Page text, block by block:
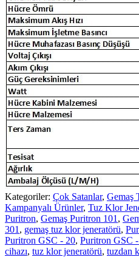
Kategoriler: Çok Satanlar, Gemaş
Kampanyalı Ürünler, Tuz Klor
Puritron, Gemaş Puritron 101 ,
301 , gemaş tuz klor jeneratörü,
Puritron GSC - 20, Puritron GSC
cihazı, tuz klor jeneratörü, tuzdan